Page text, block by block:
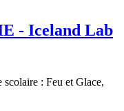
- Iceland Lab
: Feu et Glace,